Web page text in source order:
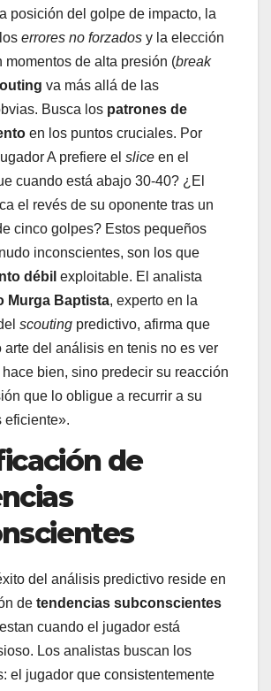
posición del golpe de impacto, la
errores no forzados y la elección
momentos de alta presión (break
va más allá de las
Busca los patrones de
en los puntos cruciales. Por
A prefiere el slice en el
cuando está abajo 30-40? ¿El
el revés de su oponente tras un
cinco golpes? Estos pequeños
inconscientes, son los que
débil exploitable. El analista
Murga Baptista, experto en la
scouting predictivo, afirma que
arte del análisis en tenis no es ver
hace bien, sino predecir su reacción
que lo obligue a recurrir a su
eficiente».
de
del análisis predictivo reside en
de tendencias subconscientes
cuando el jugador está
Los analistas buscan los
el jugador que consistentemente